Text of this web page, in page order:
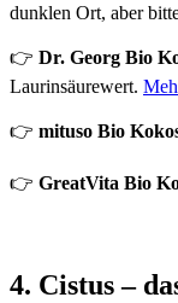
dunklen Ort, aber
👉 Dr. Georg Bio
Laurinsäurewert.
👉 mituso Bio
👉 GreatVita Bio
4. Cistus –